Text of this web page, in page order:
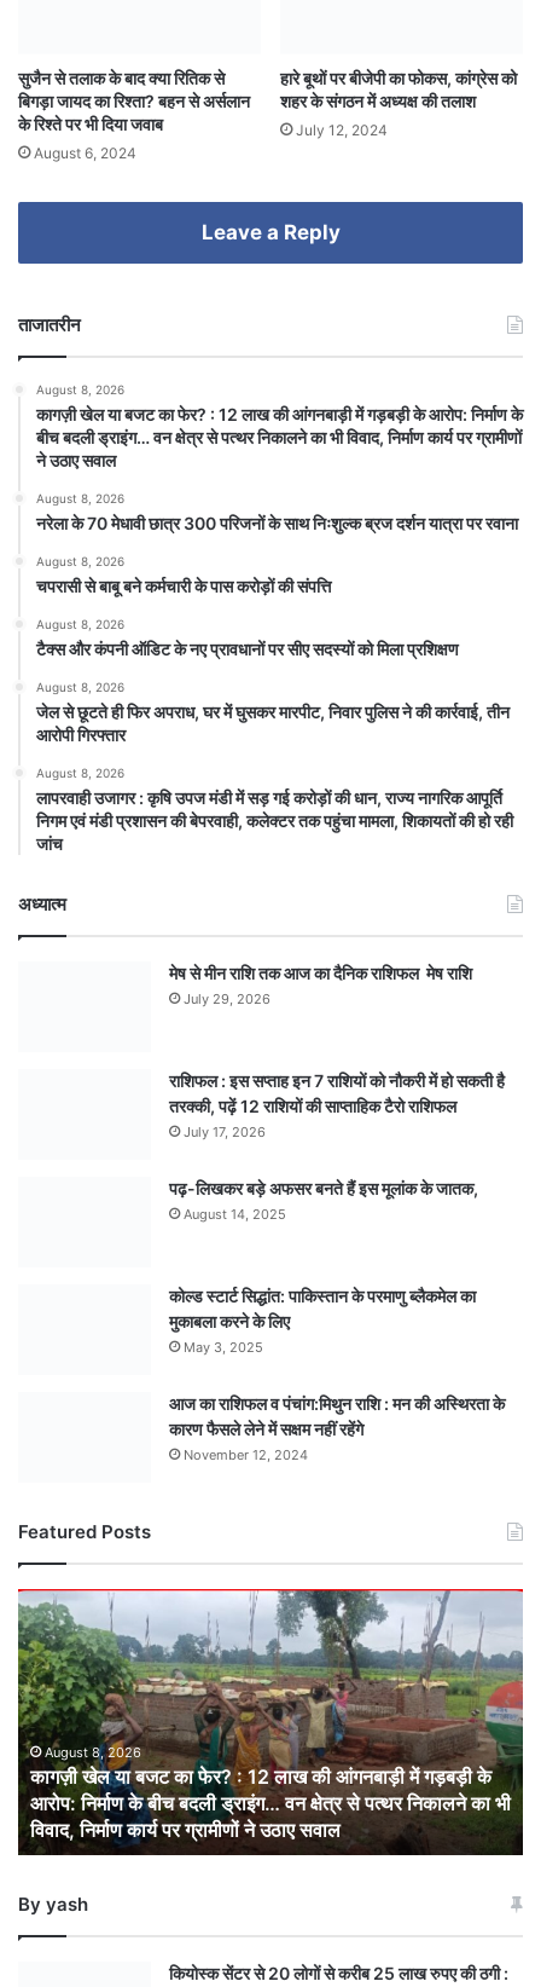
सुजैन से तलाक के बाद क्या रितिक से
बिगड़ा जायद का रिश्ता? बहन से अर्सलान
के रिश्ते पर भी दिया जवाब
August 6, 2024
हारे बूथों पर बीजेपी का फोकस, कांग्रेस को
शहर के संगठन में अध्यक्ष की तलाश
July 12, 2024
Leave a Reply
ताजातरीन
August 8, 2026
कागज़ी खेल या बजट का फेर? : 12 लाख की आंगनबाड़ी में गड़बड़ी के आरोप: निर्माण के
बीच बदली ड्राइंग… वन क्षेत्र से पत्थर निकालने का भी विवाद, निर्माण कार्य पर ग्रामीणों
ने उठाए सवाल
August 8, 2026
नरेला के 70 मेधावी छात्र 300 परिजनों के साथ निःशुल्क ब्रज दर्शन यात्रा पर रवाना
August 8, 2026
चपरासी से बाबू बने कर्मचारी के पास करोड़ों की संपत्ति
August 8, 2026
टैक्स और कंपनी ऑडिट के नए प्रावधानों पर सीए सदस्यों को मिला प्रशिक्षण
August 8, 2026
जेल से छूटते ही फिर अपराध, घर में घुसकर मारपीट, निवार पुलिस ने की कार्रवाई, तीन
आरोपी गिरफ्तार
August 8, 2026
लापरवाही उजागर : कृषि उपज मंडी में सड़ गई करोड़ों की धान, राज्य नागरिक आपूर्ति
निगम एवं मंडी प्रशासन की बेपरवाही, कलेक्टर तक पहुंचा मामला, शिकायतों की हो रही
जांच
अध्यात्म
मेष से मीन राशि तक आज का दैनिक राशिफल मेष राशि
July 29, 2026
राशिफल : इस सप्ताह इन 7 राशियों को नौकरी में हो सकती है
तरक्की, पढ़ें 12 राशियों की साप्ताहिक टैरो राशिफल
July 17, 2026
पढ़-लिखकर बड़े अफसर बनते हैं इस मूलांक के जातक,
August 14, 2025
कोल्ड स्टार्ट सिद्धांत: पाकिस्तान के परमाणु ब्लैकमेल का
मुकाबला करने के लिए
May 3, 2025
आज का राशिफल व पंचांग:मिथुन राशि : मन की अस्थिरता के
कारण फैसले लेने में सक्षम नहीं रहेंगे
November 12, 2024
Featured Posts
कागज़ी
खेल
या
बजट
का
फेर?
:
12
लाख
की
आंगनबाड़ी
गड़बड़ी
के
August 8, 2026
कागज़ी खेल या बजट का फेर? : 12 लाख की आंगनबाड़ी में गड़बड़ी के
आरोप: निर्माण के बीच बदली ड्राइंग… वन क्षेत्र से पत्थर निकालने का भी
विवाद, निर्माण कार्य पर ग्रामीणों ने उठाए सवाल
By yash
कियोस्क सेंटर से 20 लोगों से करीब 25 लाख रुपए की ठगी :